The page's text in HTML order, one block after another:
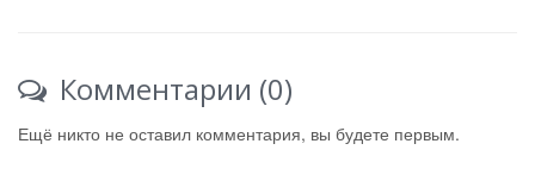
Комментарии (0)
Ещё никто не оставил комментария, вы будете первым.